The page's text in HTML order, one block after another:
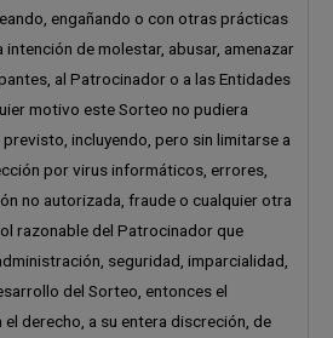
engañando o con otras prácticas
intención de molestar, abusar, amenazar
al Patrocinador o a las Entidades
motivo este Sorteo no pudiera
incluyendo, pero sin limitarse a
por virus informáticos, errores,
no autorizada, fraude o cualquier otra
razonable del Patrocinador que
seguridad, imparcialidad,
del Sorteo, entonces el
derecho, a su entera discreción, de